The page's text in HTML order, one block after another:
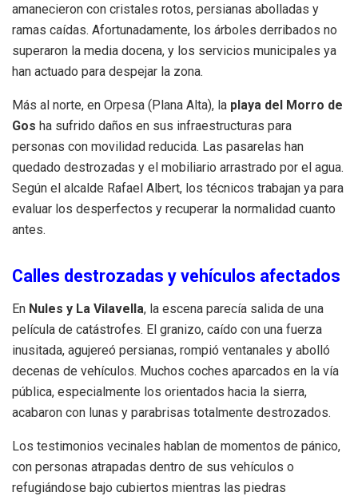
amanecieron con cristales rotos, persianas abolladas y
ramas caídas. Afortunadamente, los árboles derribados no
superaron la media docena, y los servicios municipales ya
han actuado para despejar la zona.
Más al norte, en Orpesa (Plana Alta), la playa del Morro de
Gos ha sufrido daños en sus infraestructuras para
personas con movilidad reducida. Las pasarelas han
quedado destrozadas y el mobiliario arrastrado por el agua.
Según el alcalde Rafael Albert, los técnicos trabajan ya para
evaluar los desperfectos y recuperar la normalidad cuanto
antes.
Calles destrozadas y vehículos afectados
En Nules y La Vilavella, la escena parecía salida de una
película de catástrofes. El granizo, caído con una fuerza
inusitada, agujereó persianas, rompió ventanales y abolló
decenas de vehículos. Muchos coches aparcados en la vía
pública, especialmente los orientados hacia la sierra,
acabaron con lunas y parabrisas totalmente destrozados.
Los testimonios vecinales hablan de momentos de pánico,
con personas atrapadas dentro de sus vehículos o
refugiándose bajo cubiertos mientras las piedras